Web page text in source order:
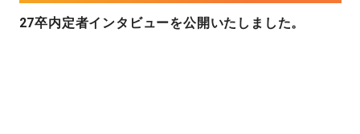
27卒内定者インタビューを公開いたしました。